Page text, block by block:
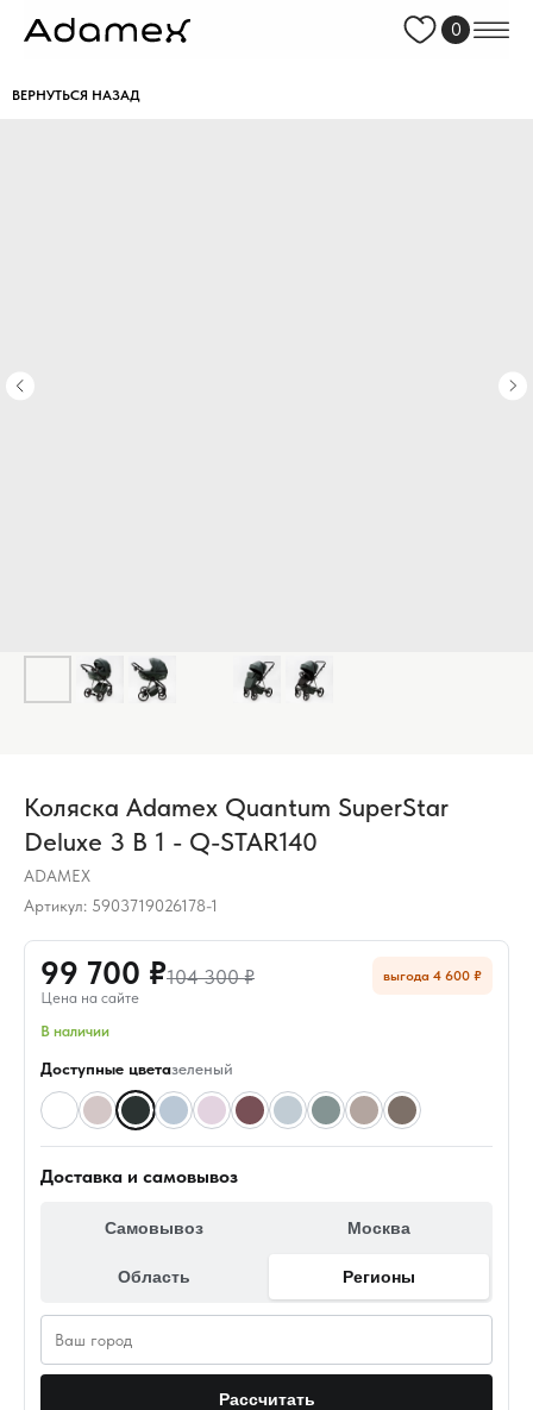
0
ВЕРНУТЬСЯ НАЗАД
Коляска Adamex Quantum SuperStar
Deluxe 3 В 1 - Q-STAR140
ADAMEX
Артикул: 5903719026178-1
99 700 ₽104 300 ₽
Цена на сайте
выгода 4 600 ₽
В наличии
Доступные цветазеленый
Доставка и самовывоз
Самовывоз Москва
Область Регионы
Рассчитать